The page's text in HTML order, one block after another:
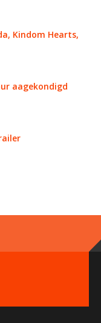
Kindom Hearts,
aagekondigd